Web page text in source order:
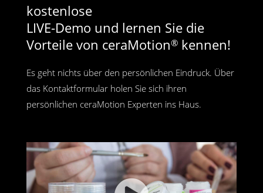
kostenlose
LIVE-Demo und lernen Sie die
Vorteile von ceraMotion® kennen!
Es geht nichts über den persönlichen Eindruck. Über
das Kontaktformular holen Sie sich ihren
persönlichen ceraMotion Experten ins Haus.